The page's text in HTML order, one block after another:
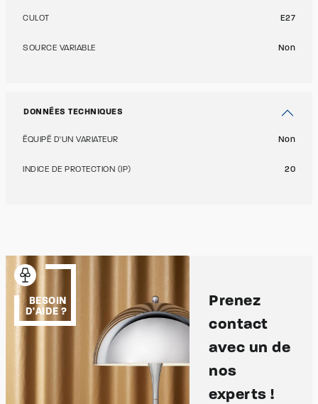
CULOT E27
SOURCE VARIABLE Non
DONNÉES TECHNIQUES
ÉQUIPÉ D'UN VARIATEUR Non
INDICE DE PROTECTION (IP) 20
BESOIN
D'AIDE ?
Prenez
contact
avec un de
nos
experts !